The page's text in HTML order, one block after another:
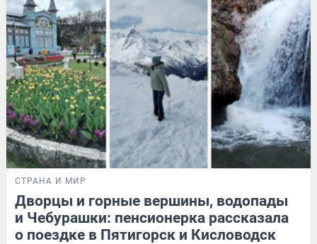
СТРАНА И МИР
Дворцы и горные вершины, водопады
и Чебурашки: пенсионерка рассказала
о поездке в Пятигорск и Кисловодск